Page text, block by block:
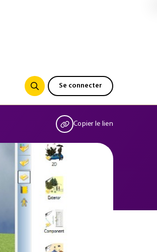
Se connecter
Copier le lien